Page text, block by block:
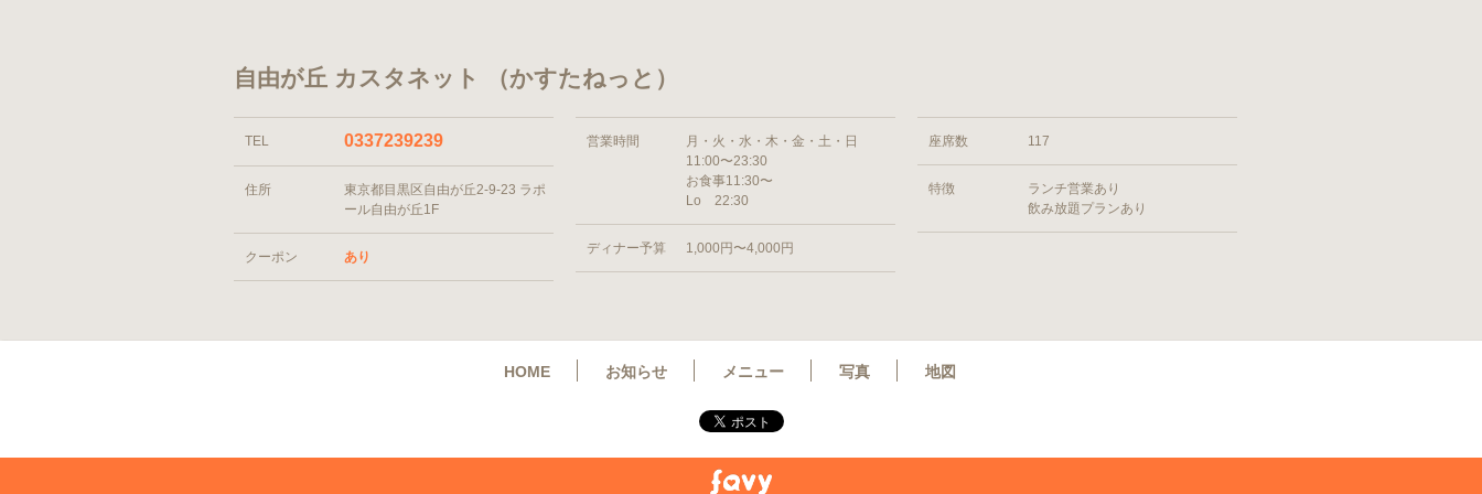
自由が丘 カスタネット （かすたねっと）
TEL 0337239239
住所
東京都目黒区自由が丘2-9-23 ラポ
ール自由が丘1F
クーポン あり
営業時間
月・火・水・木・金・土・日
11:00〜23:30
お食事11:30〜
Lo 22:30
ディナー予算 1,000円〜4,000円
座席数 117
特徴
ランチ営業あり
飲み放題プランあり
HOME お知らせ メニュー 写真 地図